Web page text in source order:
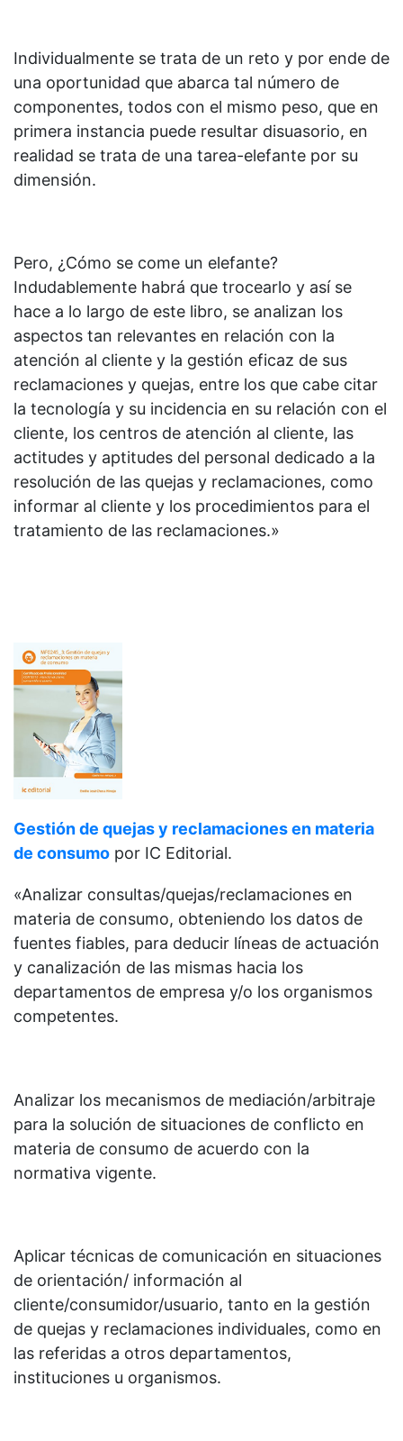
Individualmente se trata de un reto y por ende de
una oportunidad que abarca tal número de
componentes, todos con el mismo peso, que en
primera instancia puede resultar disuasorio, en
realidad se trata de una tarea-elefante por su
dimensión.
Pero, ¿Cómo se come un elefante?
Indudablemente habrá que trocearlo y así se
hace a lo largo de este libro, se analizan los
aspectos tan relevantes en relación con la
atención al cliente y la gestión eficaz de sus
reclamaciones y quejas, entre los que cabe citar
la tecnología y su incidencia en su relación con el
cliente, los centros de atención al cliente, las
actitudes y aptitudes del personal dedicado a la
resolución de las quejas y reclamaciones, como
informar al cliente y los procedimientos para el
tratamiento de las reclamaciones.»
Gestión de quejas y reclamaciones en materia
de consumo por IC Editorial.
«Analizar consultas/quejas/reclamaciones en
materia de consumo, obteniendo los datos de
fuentes fiables, para deducir líneas de actuación
y canalización de las mismas hacia los
departamentos de empresa y/o los organismos
competentes.
Analizar los mecanismos de mediación/arbitraje
para la solución de situaciones de conflicto en
materia de consumo de acuerdo con la
normativa vigente.
Aplicar técnicas de comunicación en situaciones
de orientación/ información al
cliente/consumidor/usuario, tanto en la gestión
de quejas y reclamaciones individuales, como en
las referidas a otros departamentos,
instituciones u organismos.